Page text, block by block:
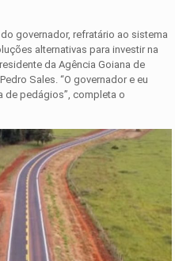
governador, refratário ao sistema
alternativas para investir na
da Agência Goiana de
Sales. “O governador e eu
de pedágios”, completa o